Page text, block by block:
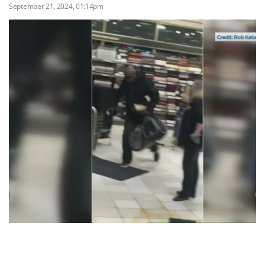
×
September 21, 2024, 01:14pm